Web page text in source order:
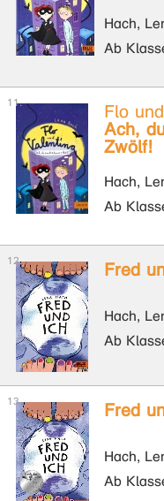
Hach,
Ab
Flo
Ach,
Zwölf!
Hach,
Ab
Fred
Hach,
Ab
Fred
Hach,
Ab